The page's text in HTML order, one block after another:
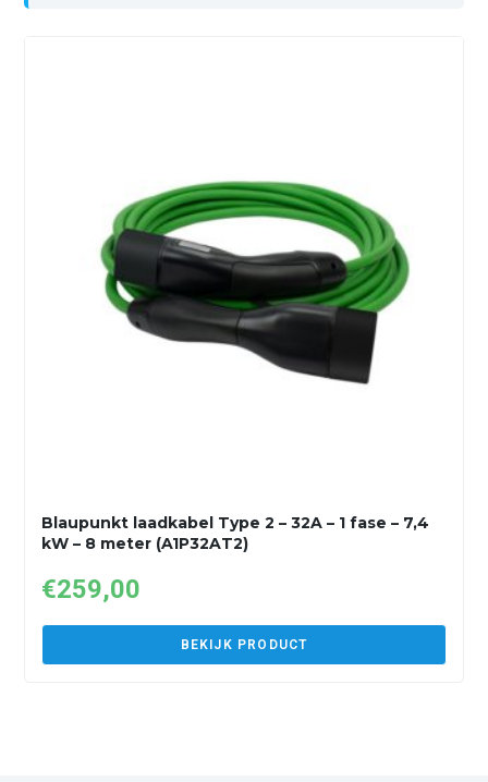
Blaupunkt laadkabel Type 2 – 32A – 1 fase – 7,4
kW – 8 meter (A1P32AT2)
€259,00
BEKIJK PRODUCT